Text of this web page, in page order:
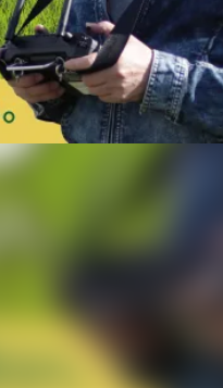
CAMPFIREふるさと納税machi-